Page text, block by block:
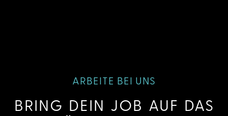
ARBEITE BEI UNS
BRING DEIN JOB AUF DAS